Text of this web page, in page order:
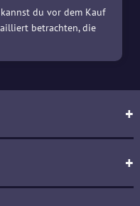
du vor dem Kauf
betrachten, die
+
+